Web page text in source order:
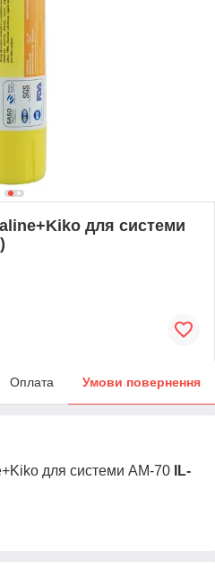
для системи
Оплата Умови повернення
для системи АМ-70
IL-